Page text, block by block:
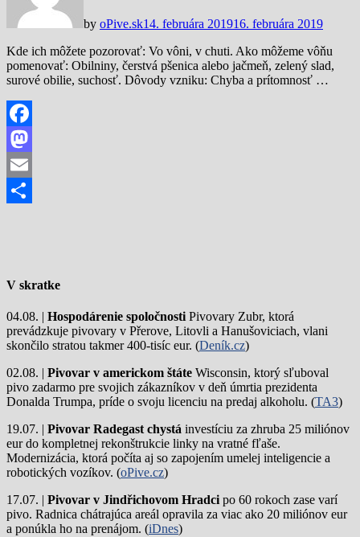
by oPive.sk14. februára 201916. februára 2019
Kde ich môžete pozorovať: Vo vôni, v chuti. Ako môžeme vôňu
pomenovať: Obilniny, čerstvá pšenica alebo jačmeň, zelený slad,
surové obilie, suchosť. Dôvody vzniku: Chyba a prítomnosť …
Facebook
Mastodon
Email
V skratke
04.08. | Hospodárenie spoločnosti Pivovary Zubr, ktorá
prevádzkuje pivovary v Přerove, Litovli a Hanušoviciach, vlani
skončilo stratou takmer 400-tisíc eur. (Deník.cz)
02.08. | Pivovar v americkom štáte Wisconsin, ktorý sľuboval
pivo zadarmo pre svojich zákazníkov v deň úmrtia prezidenta
Donalda Trumpa, príde o svoju licenciu na predaj alkoholu. (TA3)
19.07. | Pivovar Radegast chystá investíciu za zhruba 25 miliónov
eur do kompletnej rekonštrukcie linky na vratné fľaše.
Modernizácia, ktorá počíta aj so zapojením umelej inteligencie a
robotických vozíkov. (oPive.cz)
17.07. | Pivovar v Jindřichovom Hradci po 60 rokoch zase varí
pivo. Radnica chátrajúca areál opravila za viac ako 20 miliónov eur
a ponúkla ho na prenájom. (iDnes)